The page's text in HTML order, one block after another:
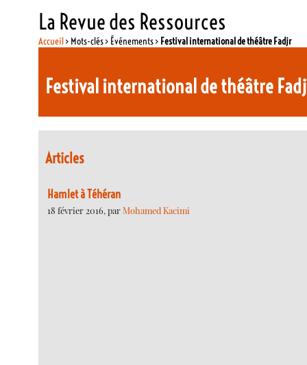
La Revue des Ressources
Accueil> Mots-clés > Événements > Festival international de théâtre Fadjr
Festival international de théâtre
Articles
Hamlet à Téhéran
18 février 2016, parMohamed Kacimi